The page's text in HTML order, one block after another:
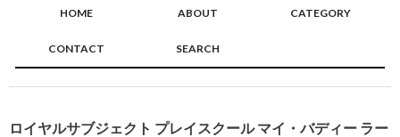
HOME ABOUT CATEGORY
CONTACT SEARCH
ロイヤルサブジェクト プレイスクール マイ・バディー ラー